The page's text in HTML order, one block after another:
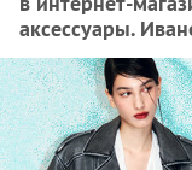
аксессуары.